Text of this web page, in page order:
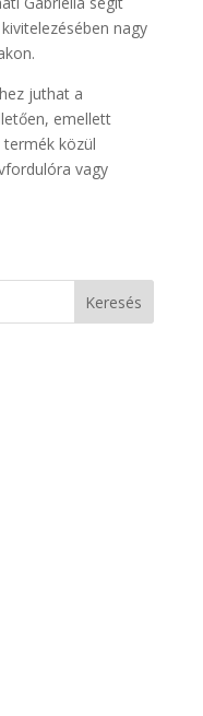
nagy
juthat a
emellett
termék közül
vagy